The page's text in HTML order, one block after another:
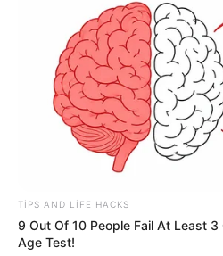
TIPS AND LIFE HACKS
9 Out Of 10 People Fail At Least
Age Test!